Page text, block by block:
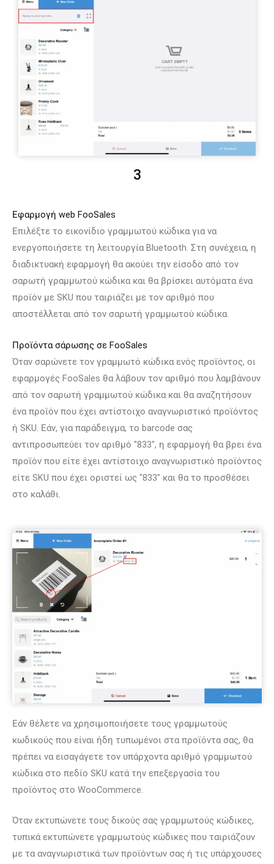
3
Εφαρμογή web FooSales
Επιλέξτε το εικονίδιο γραμμωτού κώδικα για να
ενεργοποιήσετε τη λειτουργία Bluetooth. Στη συνέχεια, η
διαδικτυακή εφαρμογή θα ακούει την είσοδο από τον
σαρωτή γραμμωτού κώδικα και θα βρίσκει αυτόματα ένα
προϊόν με SKU που ταιριάζει με τον αριθμό που
αποστέλλεται από τον σαρωτή γραμμωτού κώδικα.
Προϊόντα σάρωσης σε FooSales
Όταν σαρώνετε τον γραμμωτό κώδικα ενός προϊόντος, οι
εφαρμογές FooSales θα λάβουν τον αριθμό που λαμβάνουν
από τον σαρωτή γραμμωτού κώδικα και θα αναζητήσουν
ένα προϊόν που έχει αντίστοιχο αναγνωριστικό προϊόντος
ή SKU. Εάν, για παράδειγμα, το barcode σας
αντιπροσωπεύει τον αριθμό "833", η εφαρμογή θα βρει ένα
προϊόν που είτε έχει αντίστοιχο αναγνωριστικό προϊόντος
είτε SKU που έχει οριστεί ως "833" και θα το προσθέσει
στο καλάθι.
Εάν θέλετε να χρησιμοποιήσετε τους γραμμωτούς
κωδικούς που είναι ήδη τυπωμένοι στα προϊόντα σας, θα
πρέπει να εισαγάγετε τον υπάρχοντα αριθμό γραμμωτού
κώδικα στο πεδίο SKU κατά την επεξεργασία του
προϊόντος στο WooCommerce.
Όταν εκτυπώνετε τους δικούς σας γραμμωτούς κώδικες,
τυπικά εκτυπώνετε γραμμωτούς κώδικες που ταιριάζουν
με τα αναγνωριστικά των προϊόντων σας ή τις υπάρχουσες